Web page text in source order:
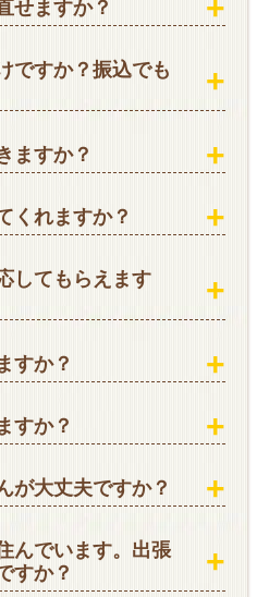
せますか？
ですか？振込でも
ますか？
くれますか？
してもらえます
すか？
すか？
が大丈夫ですか？
んでいます。出張
すか？